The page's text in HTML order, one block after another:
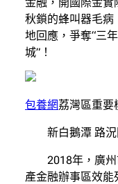
秋鎖的蜂叫器毛病
地回應，爭奪“三
城”！
包養網荔灣區重要
新白鵝潭 路況
2018年，廣州
產金融辦事區效能